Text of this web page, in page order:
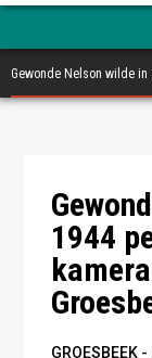
Gewonde Nelson wilde
1944
GROESBEEK